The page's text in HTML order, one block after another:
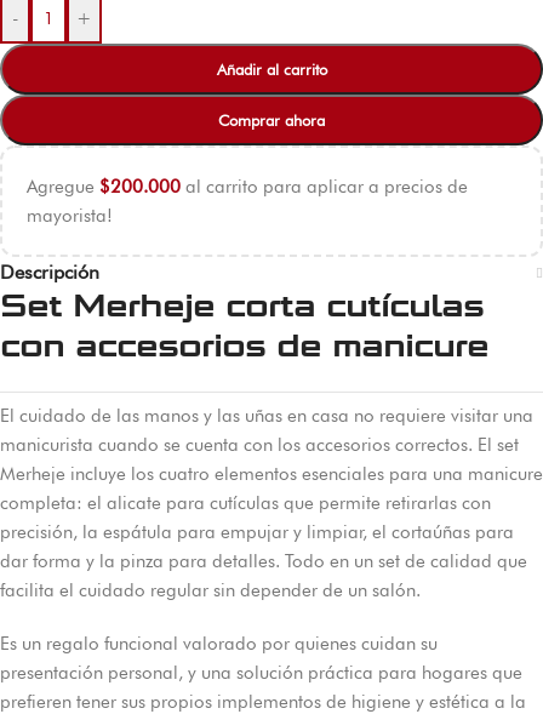
- +
Añadir al carrito
Comprar ahora
Agregue $200.000 al carrito para aplicar a precios de
mayorista!
Descripción
Set Merheje corta cutículas
con accesorios de manicure
El cuidado de las manos y las uñas en casa no requiere visitar una
manicurista cuando se cuenta con los accesorios correctos. El set
Merheje incluye los cuatro elementos esenciales para una manicure
completa: el alicate para cutículas que permite retirarlas con
precisión, la espátula para empujar y limpiar, el cortaúñas para
dar forma y la pinza para detalles. Todo en un set de calidad que
facilita el cuidado regular sin depender de un salón.
Es un regalo funcional valorado por quienes cuidan su
presentación personal, y una solución práctica para hogares que
prefieren tener sus propios implementos de higiene y estética a la